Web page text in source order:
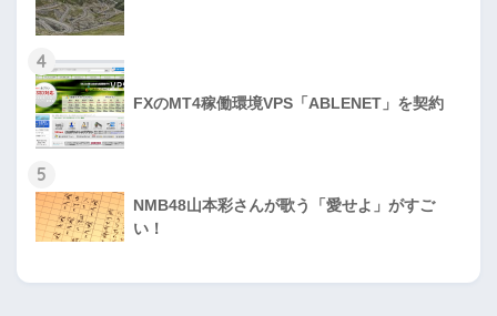
4
FXのMT4稼働環境VPS「ABLENET」を契約
5
NMB48山本彩さんが歌う「愛せよ」がすご
い！